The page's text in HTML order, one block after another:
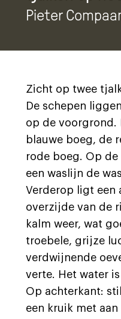
Pieter
Zicht op twee
De schepen
op de voorgrond.
blauwe boeg, de
rode boeg. Op
een waslijn de
Verderop ligt een
overzijde van de
kalm weer, wat
troebele, grijze
verdwijnende
verte. Het water
Op achterkant:
een kruik met